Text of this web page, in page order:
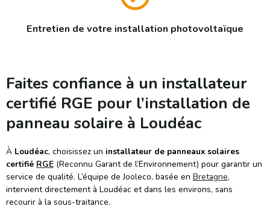
Entretien de votre installation photovoltaïque
Faites confiance à un installateur
certifié RGE pour l’installation de
panneau solaire à Loudéac
À Loudéac, choisissez un installateur de panneaux solaires
certifié RGE (Reconnu Garant de l’Environnement) pour garantir un
service de qualité. L’équipe de Jooleco, basée en Bretagne,
intervient directement à Loudéac et dans les environs, sans
recourir à la sous-traitance.